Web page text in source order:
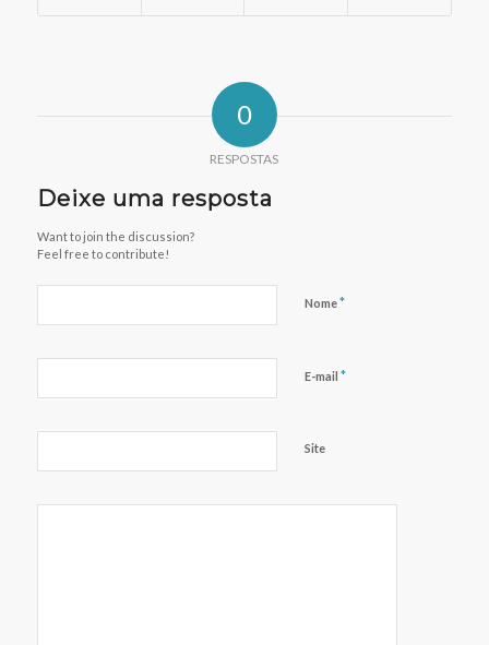
0
RESPOSTAS
Deixe uma resposta
Want to join the discussion?
Feel free to contribute!
Nome*
E-mail *
Site